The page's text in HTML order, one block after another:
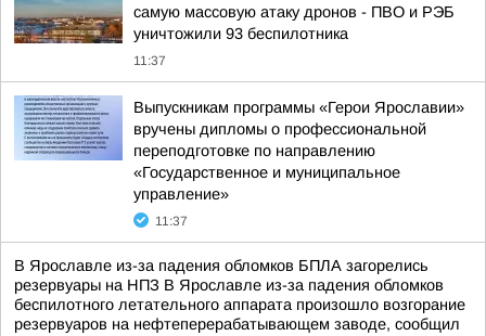
самую массовую атаку дронов - ПВО и РЭБ
уничтожили 93 беспилотника
11:37
Выпускникам программы «Герои Ярославии»
вручены дипломы о профессиональной
переподготовке по направлению
«Государственное и муниципальное
управление»
11:37
В Ярославле из-за падения обломков БПЛА загорелись
резервуары на НПЗ В Ярославле из-за падения обломков
беспилотного летательного аппарата произошло возгорание
резервуаров на нефтеперерабатывающем заводе, сообщил